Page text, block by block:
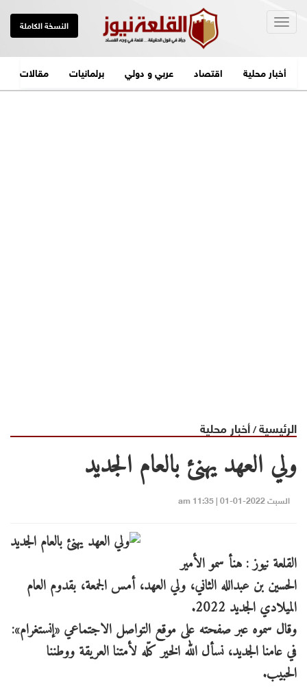
النسخة الكاملة
أخبار محلية اقتصاد عربي و دولي برلمانيات مقالات
الرئيسية/أخبار محلية
ولي العهد يهنئ بالعام الجديد
السبت 2022-01-01 | 11:35 am
القلعة نيوز : هنأ سمو الأمير
الحسين بن عبدالله الثاني، ولي العهد، أمس الجمعة، بقدوم العام
الميلادي الجديد 2022.
وقال سموه عبر صفحته على موقع التواصل الاجتماعي «إنستغرام»:
في عامنا الجديد، نسأل الله الخير كلّه لأمتنا العريقة ووطننا
الحبيب.